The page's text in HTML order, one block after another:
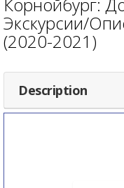
Корнойбург:
Экскурсии/
(2020-2021)
Description